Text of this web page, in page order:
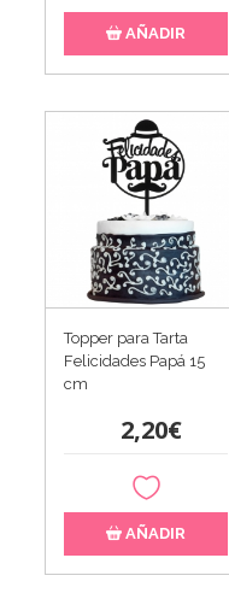
AÑADIR
Topper para Tarta
Felicidades Papá 15
cm
2,20€
AÑADIR